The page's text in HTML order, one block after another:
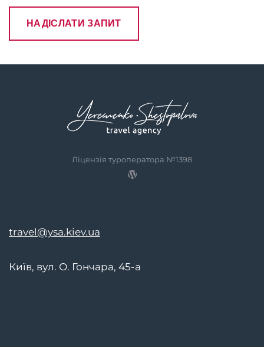
Ліцензія туроператора №1398
travel@ysa.kiev.ua
Київ, вул. О. Гончара, 45-а